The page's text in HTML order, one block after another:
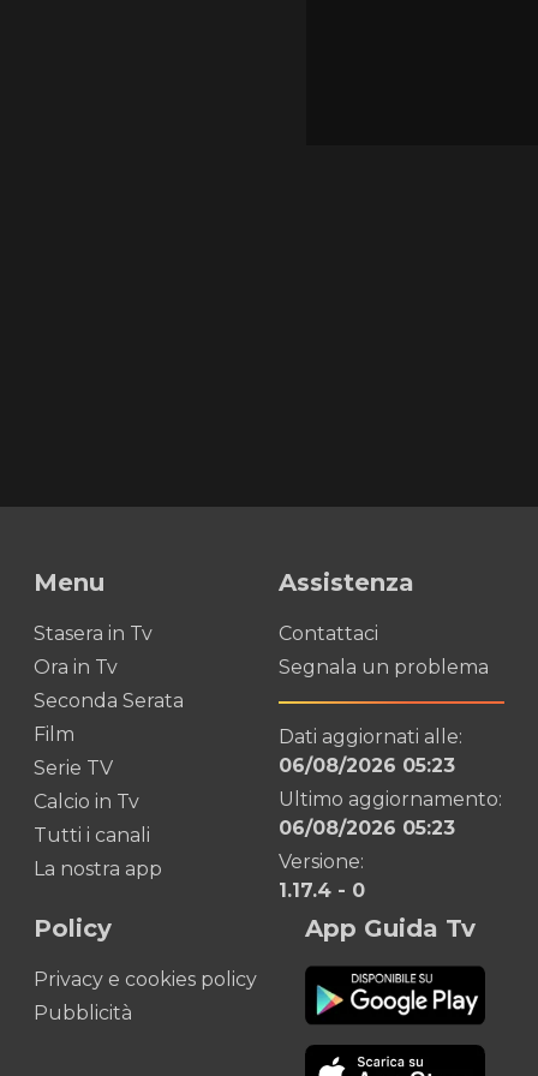
Menu
Stasera in Tv
Ora in Tv
Seconda Serata
Film
Serie TV
Calcio in Tv
Tutti i canali
La nostra app
Assistenza
Contattaci
Segnala un problema
Dati aggiornati alle:
06/08/2026 05:23
Ultimo aggiornamento:
06/08/2026 05:23
Versione:
1.17.4 - 0
Policy
Privacy e cookies policy
Pubblicità
App Guida Tv